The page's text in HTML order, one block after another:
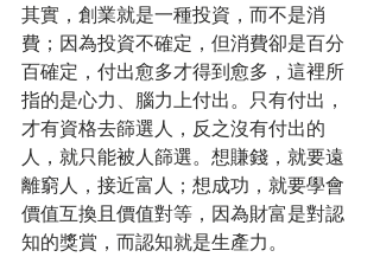
其實，創業就是一種投資，而不是消
費；因為投資不確定，但消費卻是百分
百確定，付出愈多才得到愈多，這裡所
指的是心力、腦力上付出。只有付出，
才有資格去篩選人，反之沒有付出的
人，就只能被人篩選。想賺錢，就要遠
離窮人，接近富人；想成功，就要學會
價值互換且價值對等，因為財富是對認
知的獎賞，而認知就是生產力。